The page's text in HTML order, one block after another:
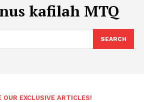
kafilah MTQ
SEARCH
OUR EXCLUSIVE ARTICLES!